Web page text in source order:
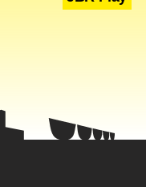
liberal Nós
359 se
O grupo diz